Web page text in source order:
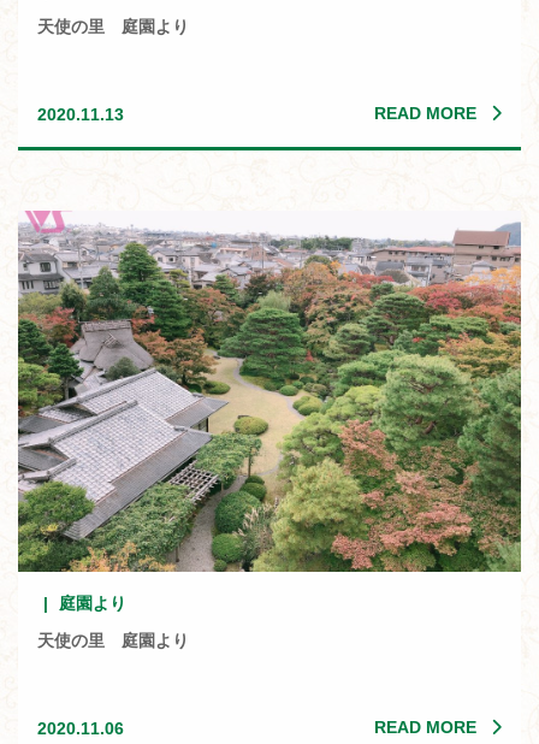
天使の里 庭園より
2020.11.13 READ MORE
庭園より
天使の里 庭園より
2020.11.06 READ MORE